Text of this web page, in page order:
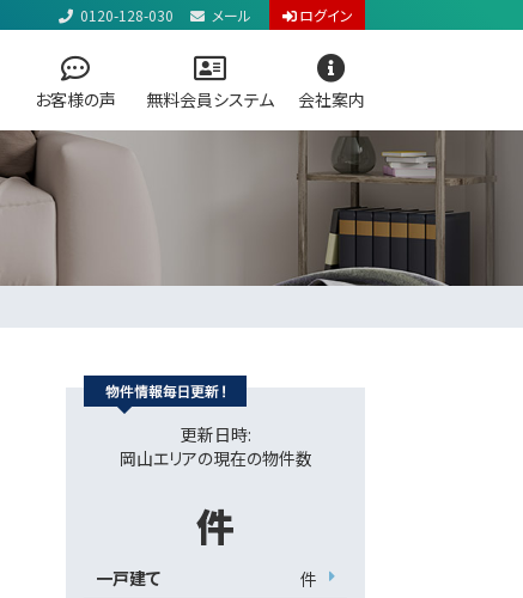
0120-128-030 メール ログイン
お客様の声 無料会員システム 会社案内
更新日時:
岡山エリアの現在の物件数
件
一戸建て
件